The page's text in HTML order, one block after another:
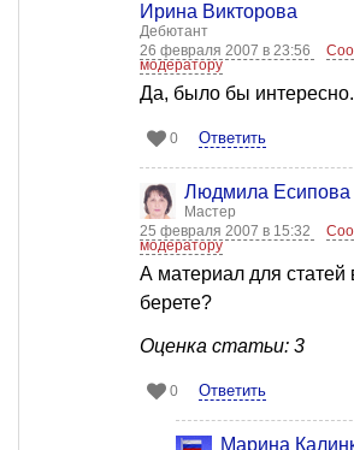
Ирина Викторова
Дебютант
26 февраля 2007 в 23:56
модератору
Да, было бы интересно.
0 Ответить
Людмила Есипова
Мастер
25 февраля 2007 в 15:32
модератору
А материал для статей
берете?
Оценка статьи: 3
0 Ответить
Марина